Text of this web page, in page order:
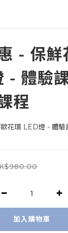
- 保鮮
- 體驗
程
花環 LED燈 - 體驗
加入購物車